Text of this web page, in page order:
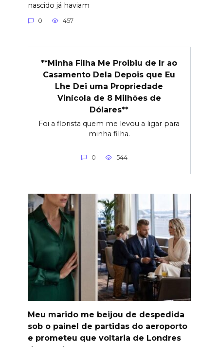
nascido já haviam
0 457
**Minha Filha Me Proibiu de Ir ao
Casamento Dela Depois que Eu
Lhe Dei uma Propriedade
Vinícola de 8 Milhões de
Dólares**
Foi a florista quem me levou a ligar para
minha filha.
0 544
Meu marido me beijou de despedida
sob o painel de partidas do aeroporto
e prometeu que voltaria de Londres